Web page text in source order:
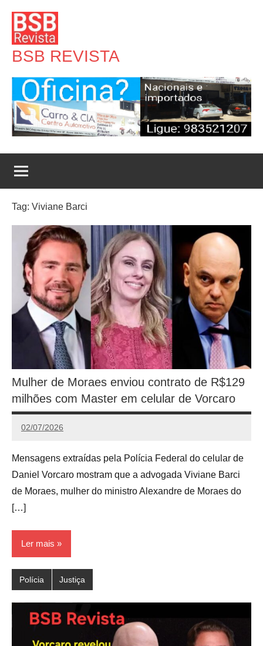
para
conteúdo
BSB REVISTA
Tag: Viviane Barci
Mulher de Moraes enviou contrato de R$129
milhões com Master em celular de Vorcaro
02/07/2026
Calango
Mensagens extraídas pela Polícia Federal do celular de
Daniel Vorcaro mostram que a advogada Viviane Barci
de Moraes, mulher do ministro Alexandre de Moraes do
[…]
Ler mais
Polícia Justiça